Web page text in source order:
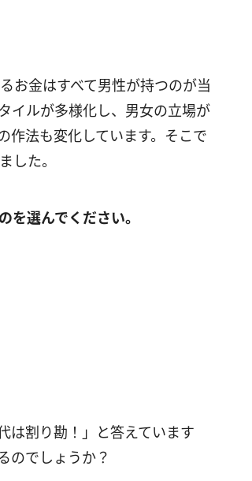
お金はすべて男性が持つのが当
イルが多様化し、男女の立場が
作法も変化しています。そこで
した。
選んでください。
は割り勘！」と答えています
のでしょうか？